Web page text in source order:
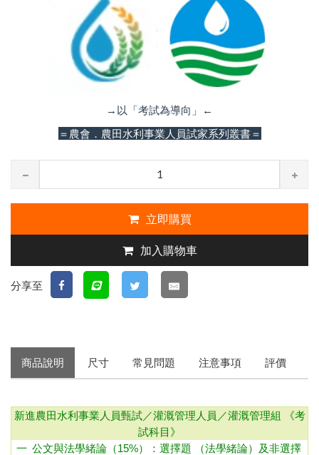
→以「考試為導向」←
＝農會．農田水利事業人員試家系列叢書＝
立即購買
加入購物車
分享至
商品說明 尺寸 常見問題 注意事項 評價
新進農田水利事業人員甄試／灌溉管理人員／灌溉管理組
《考
試科目》
一 公文與法學緒論（15%）：選擇題 （法學緒論）及非選擇